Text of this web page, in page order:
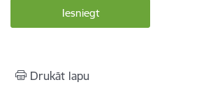
Drukāt lapu